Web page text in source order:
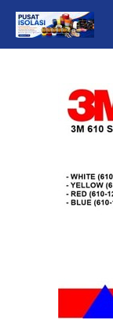
navigation